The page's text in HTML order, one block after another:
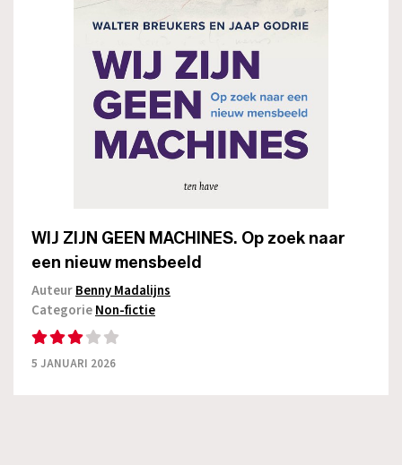
WIJ ZIJN GEEN MACHINES. Op zoek naar
een nieuw mensbeeld
AuteurBenny Madalijns
CategorieNon-fictie
5 JANUARI 2026